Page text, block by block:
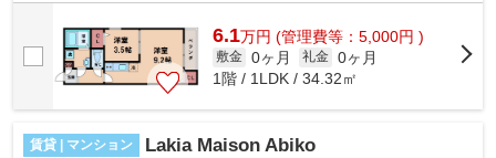
6.1万円 (管理費等：5,000円 )
敷金 0ヶ月 礼金 0ヶ月
1階 / 1LDK / 34.32㎡
賃貸 | マンション Lakia Maison Abiko